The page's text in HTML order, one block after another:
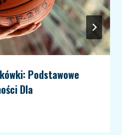
Podstawowe
Dla